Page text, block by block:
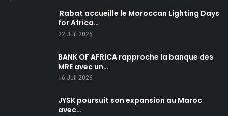
Rabat accueille le Moroccan Lighting Days
for Africa…
22 Juil 2026
BANK OF AFRICA rapproche la banque des
MRE avec un…
16 Juil 2026
JYSK poursuit son expansion au Maroc
avec…